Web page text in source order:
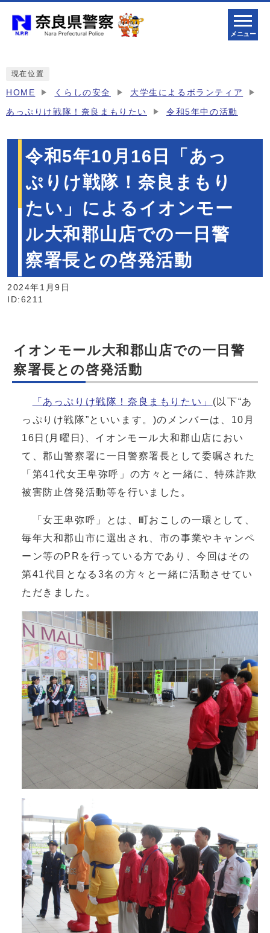
メニュー
現在位置
HOME くらしの安全 大学生によるボランティア
あっぷりけ戦隊！奈良まもりたい 令和5年中の活動
令和5年10月16日「あっ
ぷりけ戦隊！奈良まもり
たい」によるイオンモー
ル大和郡山店での一日警
察署長との啓発活動
2024年1月9日
ID:6211
イオンモール大和郡山店での一日警
察署長との啓発活動
「あっぷりけ戦隊！奈良まもりたい」 (以下“あ
っぷりけ戦隊”といいます。)のメンバーは、10月
16日(月曜日)、イオンモール大和郡山店におい
て、郡山警察署に一日警察署長として委嘱された
「第41代女王卑弥呼」の方々と一緒に、特殊詐欺
被害防止啓発活動等を行いました。
「女王卑弥呼」とは、町おこしの一環として、
毎年大和郡山市に選出され、市の事業やキャンペ
ーン等のPRを行っている方であり、今回はその
第41代目となる3名の方々と一緒に活動させてい
ただきました。